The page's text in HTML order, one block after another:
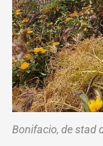
Bonifacio, de stad